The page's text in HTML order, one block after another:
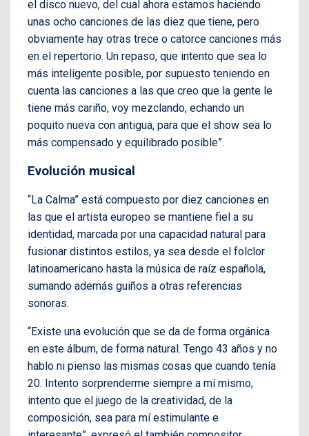
el disco nuevo, del cual ahora estamos haciendo
unas ocho canciones de las diez que tiene, pero
obviamente hay otras trece o catorce canciones más
en el repertorio. Un repaso, que intento que sea lo
más inteligente posible, por supuesto teniendo en
cuenta las canciones a las que creo que la gente le
tiene más cariño, voy mezclando, echando un
poquito nueva con antigua, para que el show sea lo
más compensado y equilibrado posible”.
Evolución musical
“La Calma” está compuesto por diez canciones en
las que el artista europeo se mantiene fiel a su
identidad, marcada por una capacidad natural para
fusionar distintos estilos, ya sea desde el folclor
latinoamericano hasta la música de raíz española,
sumando además guiños a otras referencias
sonoras.
“Existe una evolución que se da de forma orgánica
en este álbum, de forma natural. Tengo 43 años y no
hablo ni pienso las mismas cosas que cuando tenía
20. Intento sorprenderme siempre a mí mismo,
intento que el juego de la creatividad, de la
composición, sea para mí estimulante e